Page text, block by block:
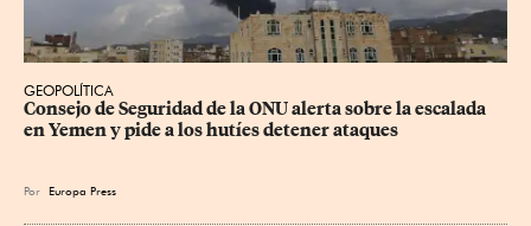
GEOPOLÍTICA
Consejo de Seguridad de la ONU alerta sobre la escalada
en Yemen y pide a los hutíes detener ataques
Por Europa Press